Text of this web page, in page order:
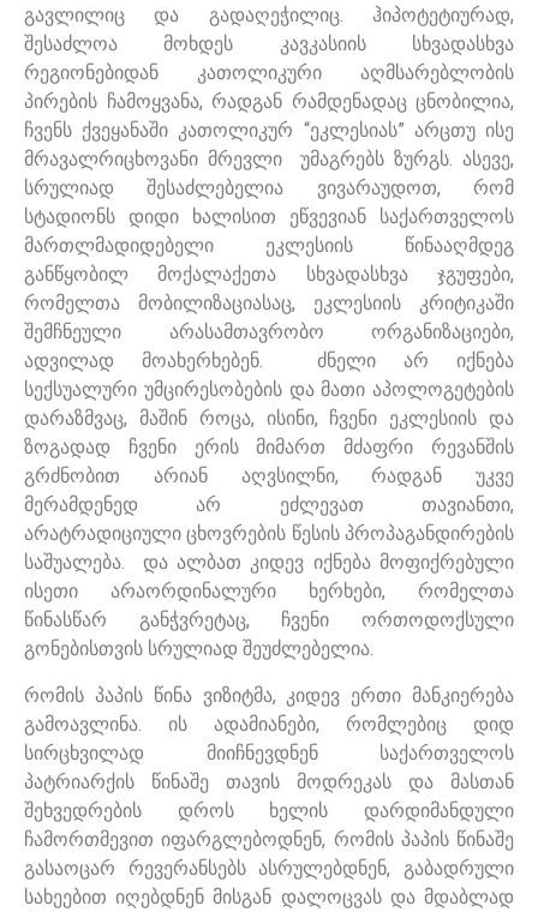
გავლილიც და გადაღეჭილიც. ჰიპოტეტიურად,
შესაძლოა მოხდეს კავკასიის სხვადასხვა
რეგიონებიდან კათოლიკური აღმსარებლობის
პირების ჩამოყვანა, რადგან რამდენადაც ცნობილია,
ჩვენს ქვეყანაში კათოლიკურ “ეკლესიას” არცთუ ისე
მრავალრიცხოვანი მრევლი უმაგრებს ზურგს. ასევე,
სრულიად შესაძლებელია ვივარაუდოთ, რომ
სტადიონს დიდი ხალისით ეწვევიან საქართველოს
მართლმადიდებელი ეკლესიის წინააღმდეგ
განწყობილ მოქალაქეთა სხვადასხვა ჯგუფები,
რომელთა მობილიზაციასაც, ეკლესიის კრიტიკაში
შემჩნეული არასამთავრობო ორგანიზაციები,
ადვილად მოახერხებენ. ძნელი არ იქნება
სექსუალური უმცირესობების და მათი აპოლოგეტების
დარაზმვაც, მაშინ როცა, ისინი, ჩვენი ეკლესიის და
ზოგადად ჩვენი ერის მიმართ მძაფრი რევანშის
გრძნობით არიან აღვსილნი, რადგან უკვე
მერამდენედ არ ეძლევათ თავიანთი,
არატრადიციული ცხოვრების წესის პროპაგანდირების
საშუალება. და ალბათ კიდევ იქნება მოფიქრებული
ისეთი არაორდინალური ხერხები, რომელთა
წინასწარ განჭვრეტაც, ჩვენი ორთოდოქსული
გონებისთვის სრულიად შეუძლებელია.
რომის პაპის წინა ვიზიტმა, კიდევ ერთი მანკიერება
გამოავლინა. ის ადამიანები, რომლებიც დიდ
სირცხვილად მიიჩნევდნენ საქართველოს
პატრიარქის წინაშე თავის მოდრეკას და მასთან
შეხვედრების დროს ხელის დარდიმანდული
ჩამორთმევით იფარგლებოდნენ, რომის პაპის წინაშე
გასაოცარ რევერანსებს ასრულებდნენ, გაბადრული
სახეებით იღებდნენ მისგან დალოცვას და მდაბლად